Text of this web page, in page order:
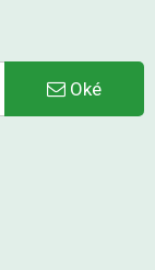
Oké